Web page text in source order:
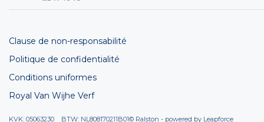
Clause de non-responsabilité
Politique de confidentialité
Conditions uniformes
Royal Van Wijhe Verf
KVK: 05063230 BTW: NL808170211B01© Ralston - powered by Leapforce